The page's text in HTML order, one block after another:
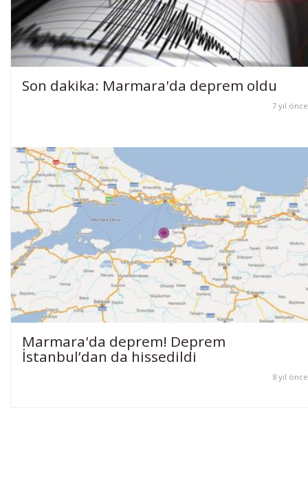
Son dakika: Marmara'da deprem oldu
7 yıl önce
Marmara'da deprem! Deprem
İstanbul’dan da hissedildi
8 yıl önce